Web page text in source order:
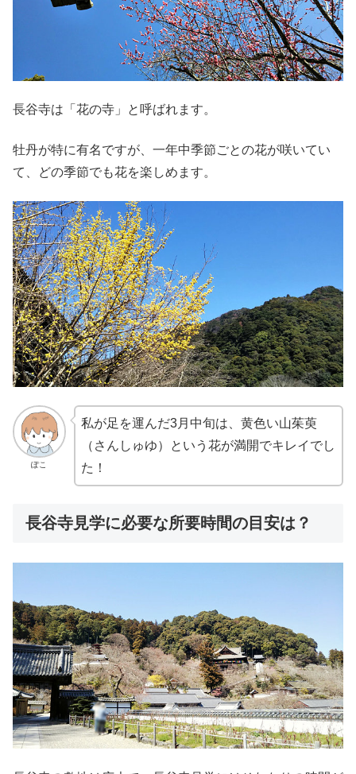
長谷寺は「花の寺」と呼ばれます。
牡丹が特に有名ですが、一年中季節ごとの花が咲いてい
て、どの季節でも花を楽しめます。
ぽこ
私が足を運んだ3月中旬は、黄色い山茱萸
（さんしゅゆ）という花が満開でキレイでし
た！
長谷寺見学に必要な所要時間の目安は？